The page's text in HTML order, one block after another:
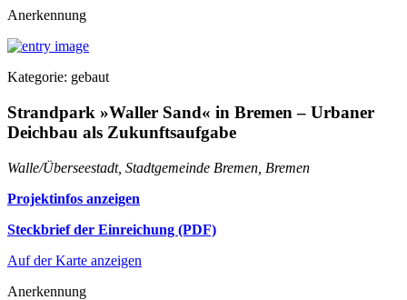
Anerkennung
Kategorie: gebaut
Strandpark »Waller Sand« in Bremen – Urbaner
Deichbau als Zukunftsaufgabe
Walle/Überseestadt, Stadtgemeinde Bremen, Bremen
Projektinfos anzeigen
Steckbrief der Einreichung (PDF)
Auf der Karte anzeigen
Anerkennung